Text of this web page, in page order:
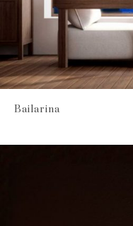
Bailarina